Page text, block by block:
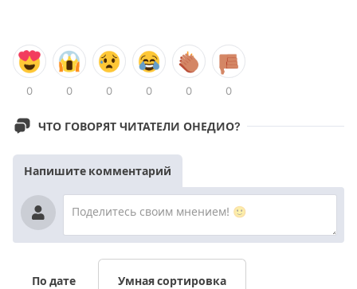
0 0 0 0 0 0
ЧТО ГОВОРЯТ ЧИТАТЕЛИ ОНЕДИО?
Напишите комментарий
По дате Умная сортировка